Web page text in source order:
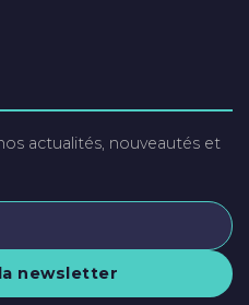
actualités, nouveautés et
newsletter